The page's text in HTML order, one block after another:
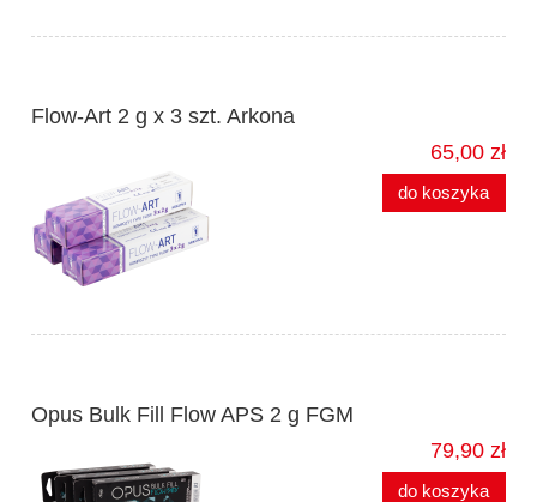
Flow-Art 2 g x 3 szt. Arkona
65,00 zł
do koszyka
Opus Bulk Fill Flow APS 2 g FGM
79,90 zł
do koszyka